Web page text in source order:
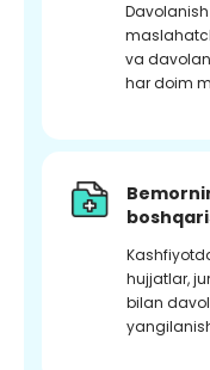
va
har doim
hujjatlar,
bilan